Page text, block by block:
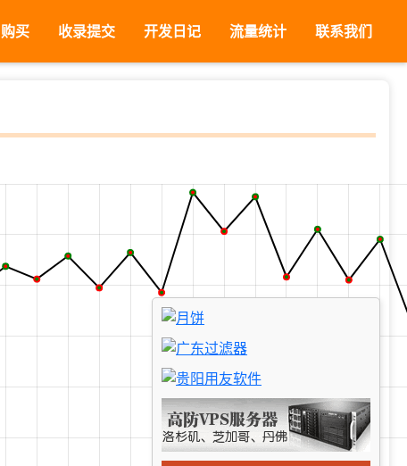
买 收录提交 开发日记 流量统计 联系我们